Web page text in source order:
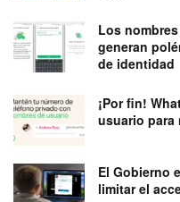
Los
generan
de identidad
¡Por fin!
usuario para
El Gobierno
limitar el